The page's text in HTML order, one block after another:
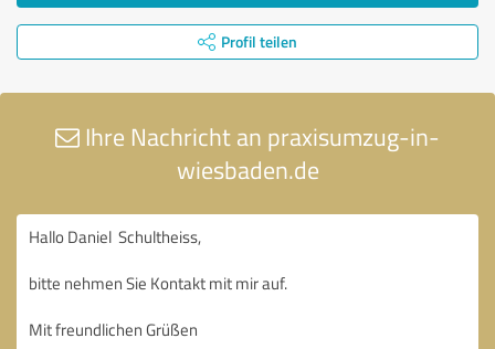
Profil teilen
Ihre Nachricht an praxisumzug-in-
wiesbaden.de